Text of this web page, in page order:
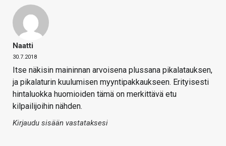
Naatti
30.7.2018
Itse näkisin maininnan arvoisena plussana pikalatauksen,
ja pikalaturin kuulumisen myyntipakkaukseen. Erityisesti
hintaluokka huomioiden tämä on merkittävä etu
kilpailijoihin nähden.
Kirjaudu sisään vastataksesi